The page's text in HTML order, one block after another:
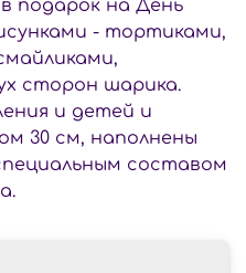
подарок на День
- тортиками,
сторон шарика.
и детей и
30 см, наполнены
составом